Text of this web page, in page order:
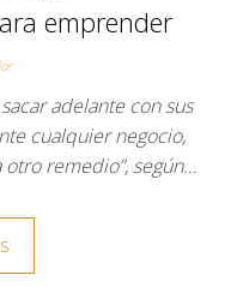
emprender
adelante con sus
cualquier negocio,
remedio”, según…